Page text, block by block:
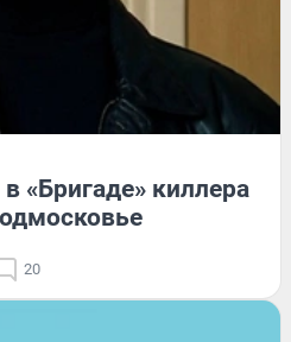
«Бригаде» киллера
20